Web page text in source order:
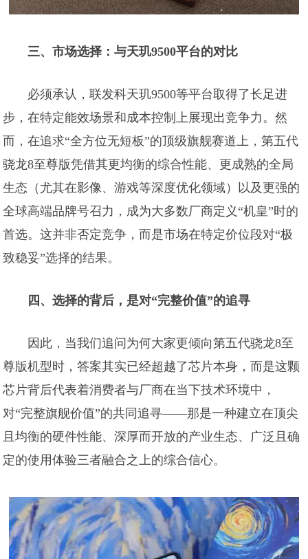
三、市场选择：与天玑9500平台的对比
必须承认，联发科天玑9500等平台取得了长足进
步，在特定能效场景和成本控制上展现出竞争力。然
而，在追求“全方位无短板”的顶级旗舰赛道上，第五代
骁龙8至尊版凭借其更均衡的综合性能、更成熟的全局
生态（尤其在影像、游戏等深度优化领域）以及更强的
全球高端品牌号召力，成为大多数厂商定义“机皇”时的
首选。这并非否定竞争，而是市场在特定价位段对“极
致稳妥”选择的结果。
四、选择的背后，是对“完整价值”的追寻
因此，当我们追问为何大家更倾向第五代骁龙8至
尊版机型时，答案其实已经超越了芯片本身，而是这颗
芯片背后代表着消费者与厂商在当下技术环境中，
对“完整旗舰价值”的共同追寻——那是一种建立在顶尖
且均衡的硬件性能、深厚而开放的产业生态、广泛且确
定的使用体验三者融合之上的综合信心。